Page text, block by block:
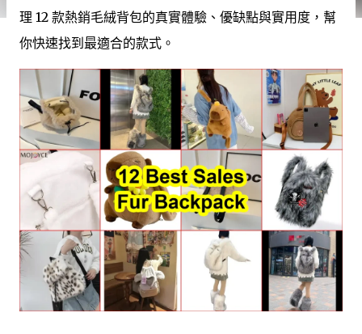
理 12 款熱銷毛絨背包的真實體驗、優缺點與實用度，幫
你快速找到最適合的款式。